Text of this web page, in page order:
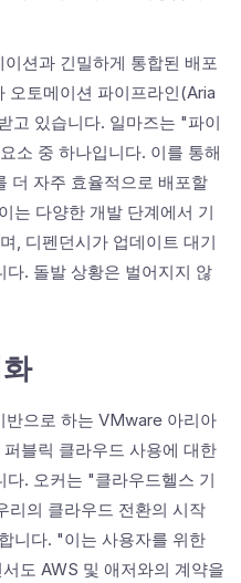
션과 긴밀하게 통합된 배포
오토메이션 파이프라인(Aria
고 있습니다. 일마즈는 "파이
소 중 하나입니다. 이를 통해
더 자주 효율적으로 배포할
는 다양한 개발 단계에서 기
, 디펜던시가 업데이트 대기
. 돌발 상황은 벌어지지 않
으로 하는 VMware 아리아
블릭 클라우드 사용에 대한
. 오커는 "클라우드헬스 기
리의 클라우드 전환의 시작
니다. "이는 사용자를 위한
도 AWS 및 애저와의 계약을